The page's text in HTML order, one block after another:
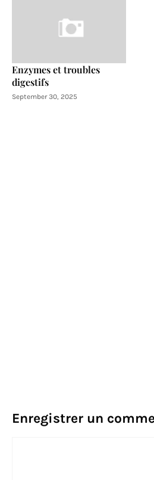
Enzymes et troubles
digestifs
September 30, 2025
Enregistrer un